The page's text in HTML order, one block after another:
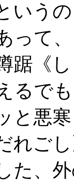
いう
って
踞《
るで
と悪
れご
た、